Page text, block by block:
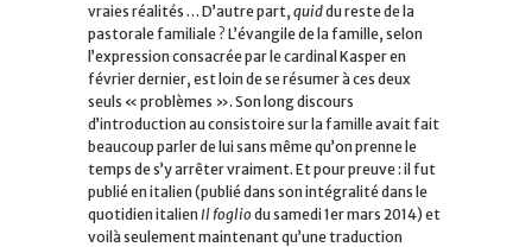
vraies réalités … D’autre part, quiddu reste de la
pastorale familiale ? L’évangile de la famille, selon
l’expression consacrée par le cardinal Kasper en
février dernier, est loin de se résumer à ces deux
seuls « problèmes ». Son long discours
d’introduction au consistoire sur la famille avait fait
beaucoup parler de lui sans même qu’on prenne le
temps de s’y arrêter vraiment. Et pour preuve : il fut
publié en italien (publié dans son intégralité dans le
quotidien italien Il fogliodu samedi 1er mars 2014) et
voilà seulement maintenant qu’une traduction